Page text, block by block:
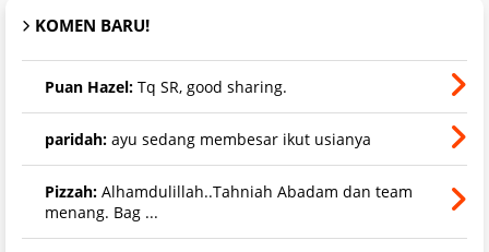
KOMEN BARU!
Puan Hazel: Tq SR, good sharing.
paridah: ayu sedang membesar ikut usianya
Pizzah: Alhamdulillah..Tahniah Abadam dan team
menang. Bag ...